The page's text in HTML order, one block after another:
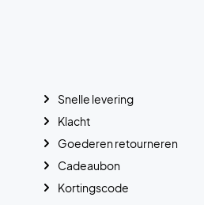
Snelle levering
Klacht
Goederen retourneren
Cadeaubon
Kortingscode